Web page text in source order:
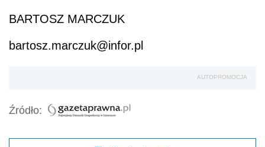
BARTOSZ MARCZUK
bartosz.marczuk@infor.pl
AUTOPROMOCJA
Źródło: